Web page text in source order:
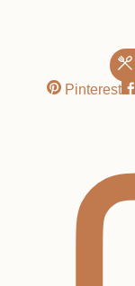
Pinterest